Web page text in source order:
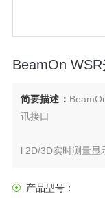
BeamOn
简要描述：
讯接口
l 2D/3D实时测量显
l 可测光束能量分布
产品型号：